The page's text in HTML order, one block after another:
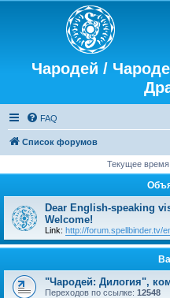
Чародей /
FAQ
Список форумов
Текущее
Dear English-speaking
Welcome!
Link: http://forum.spellbinder.tv/
"Чародей: Дилогия",
Переходов по ссылке: 12548